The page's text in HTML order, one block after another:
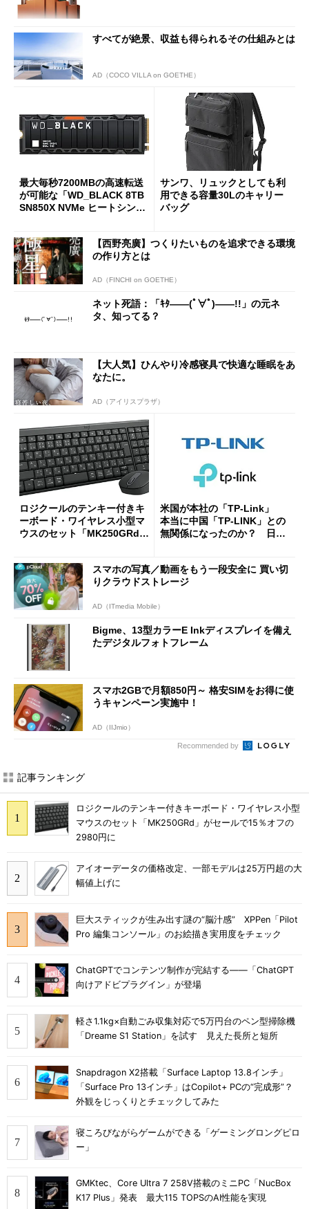
すべてが絶景、収益も得られるその仕組みとは
AD（COCO VILLA on GOETHE）
最大毎秒7200MBの高速転送
が可能な「WD_BLACK 8TB
SN850X NVMe ヒートシンク
サンワ、リュックとしても利
用できる容量30Lのキャリー
バッグ
【西野亮廣】つくりたいものを追求できる環境
の作り方とは
AD（FINCHI on GOETHE）
ネット死語：「ｷﾀ――(ﾟ∀ﾟ)――!!」の元ネ
タ、知ってる？
【大人気】ひんやり冷感寝具で快適な睡眠をあ
なたに。
AD（アイリスプラザ）
ロジクールのテンキー付きキ
ーボード・ワイヤレス小型マ
ウスのセット「MK250GRd」
米国が本社の「TP-Link」
本当に中国「TP-LINK」との
無関係になったのか？ 日本
スマホの写真／動画をもう一段安全に 買い切
りクラウドストレージ
AD（ITmedia Mobile）
Bigme、13型カラーE Inkディスプレイを備え
たデジタルフォトフレーム
スマホ2GBで月額850円～ 格安SIMをお得に使
うキャンペーン実施中！
AD（IIJmio）
Recommended by
記事ランキング
ロジクールのテンキー付きキーボード・ワイヤレス小型
マウスのセット「MK250GRd」がセールで15％オフの
2980円に
アイオーデータの価格改定、一部モデルは25万円超の大
幅値上げに
巨大スティックが生み出す謎の“脳汁感” XPPen「Pilot
Pro 編集コンソール」のお絵描き実用度をチェック
ChatGPTでコンテンツ制作が完結する――「ChatGPT
向けアドビプラグイン」が登場
軽さ1.1kg×自動ごみ収集対応で5万円台のペン型掃除機
「Dreame S1 Station」を試す 見えた長所と短所
Snapdragon X2搭載「Surface Laptop 13.8インチ」
「Surface Pro 13インチ」はCopilot+ PCの“完成形”？
外観をじっくりとチェックしてみた
寝ころびながらゲームができる「ゲーミングロングピロ
ー」
GMKtec、Core Ultra 7 258V搭載のミニPC「NucBox
K17 Plus」発表 最大115 TOPSのAI性能を実現